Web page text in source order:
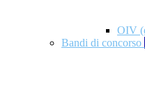
OIV
Bandi di concorso